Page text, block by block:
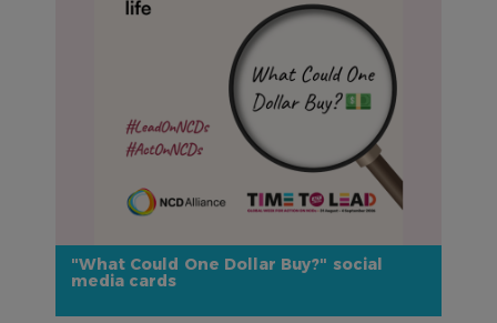
"What Could One Dollar Buy?" social
media cards